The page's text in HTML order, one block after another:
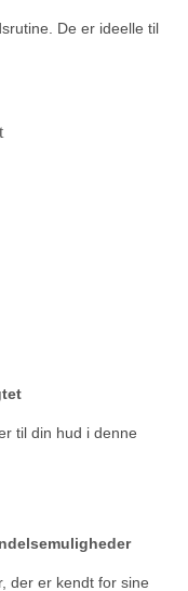
De er ideelle til
til din hud i denne
der er kendt for sine